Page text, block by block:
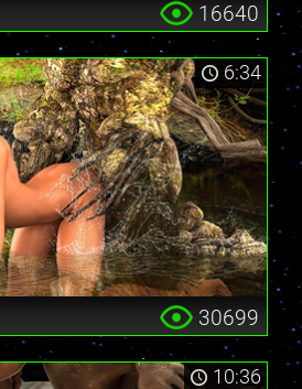
16640
6:34
30699
10:36